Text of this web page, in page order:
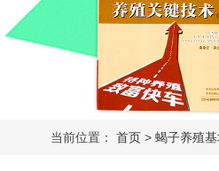
当前位置： 首页 > 蝎子养殖